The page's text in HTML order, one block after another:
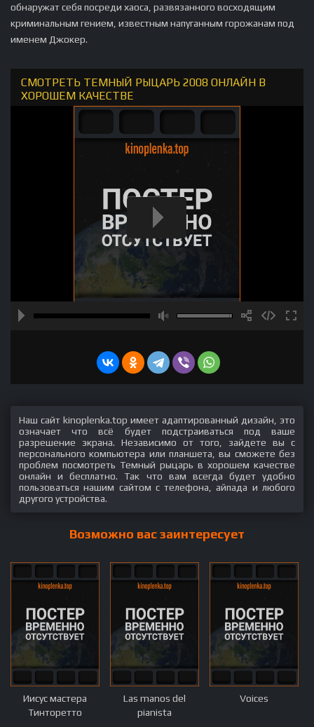
обнаружат себя посреди хаоса, развязанного восходящим
криминальным гением, известным напуганным горожанам под
именем Джокер.
СМОТРЕТЬ ТЕМНЫЙ РЫЦАРЬ 2008 ОНЛАЙН В
ХОРОШЕМ КАЧЕСТВЕ
Наш сайт kinoplenka.top имеет адаптированный дизайн, это
означает что всё будет подстраиваться под ваше
разрешение экрана. Независимо от того, зайдете вы с
персонального компьютера или планшета, вы сможете без
проблем посмотреть Темный рыцарь в хорошем качестве
онлайн и бесплатно. Так что вам всегда будет удобно
пользоваться нашим сайтом с телефона, айпада и любого
другого устройства.
Возможно вас заинтересует
Иисус мастера
Тинторетто
Las manos del
pianista
Voices